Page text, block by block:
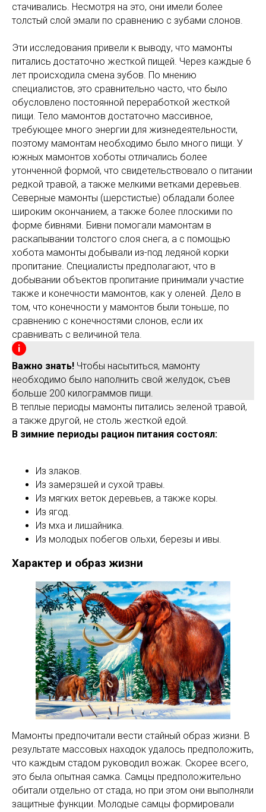
стачивались. Несмотря на это, они имели более
толстый слой эмали по сравнению с зубами слонов.
Эти исследования привели к выводу, что мамонты
питались достаточно жесткой пищей. Через каждые 6
лет происходила смена зубов. По мнению
специалистов, это сравнительно часто, что было
обусловлено постоянной переработкой жесткой
пищи. Тело мамонтов достаточно массивное,
требующее много энергии для жизнедеятельности,
поэтому мамонтам необходимо было много пищи. У
южных мамонтов хоботы отличались более
утонченной формой, что свидетельствовало о питании
редкой травой, а также мелкими ветками деревьев.
Северные мамонты (шерстистые) обладали более
широким окончанием, а также более плоскими по
форме бивнями. Бивни помогали мамонтам в
раскапывании толстого слоя снега, а с помощью
хобота мамонты добывали из-под ледяной корки
пропитание. Специалисты предполагают, что в
добывании объектов пропитание принимали участие
также и конечности мамонтов, как у оленей. Дело в
том, что конечности у мамонтов были тоньше, по
сравнению с конечностями слонов, если их
сравнивать с величиной тела.
Важно знать! Чтобы насытиться, мамонту
необходимо было наполнить свой желудок, съев
больше 200 килограммов пищи.
В теплые периоды мамонты питались зеленой травой,
а также другой, не столь жесткой едой.
В зимние периоды рацион питания состоял:
Из злаков.
Из замерзшей и сухой травы.
Из мягких веток деревьев, а также коры.
Из ягод.
Из мха и лишайника.
Из молодых побегов ольхи, березы и ивы.
Характер и образ жизни
Мамонты предпочитали вести стайный образ жизни. В
результате массовых находок удалось предположить,
что каждым стадом руководил вожак. Скорее всего,
это была опытная самка. Самцы предположительно
обитали отдельно от стада, но при этом они выполняли
защитные функции. Молодые самцы формировали